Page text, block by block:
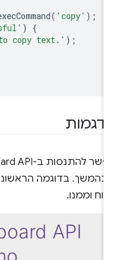
.execCommand('copy'
to copy text.'
בדוגמה הראשונה
וממנו.